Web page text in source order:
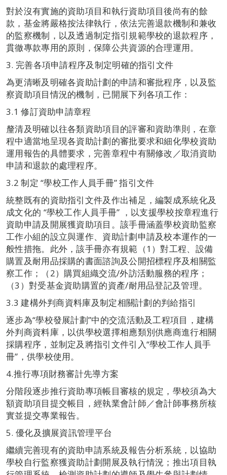
對於沒有實施的資助項目和執行資助項目後尚有的餘
款，基金將嚴格按法律執行，依法完善退款機制和兼收
的監察機制，以及透過制定指引規範學校的退款程序，
貫徹專款專用的原則，保障公共資源的合理運用。
3. 完善各項申請程序及制定明確的指引文件
為更清晰及明確各資助計劃的申請和審批程序，以及監
察資助項目情況的機制，已開展下列各項工作：
3.1 修訂資助申請章程
釐清及明確以往各類資助項目的評審和資助準則，在章
程中適當地呈現各資助計劃的審批要求和細化學校資助
運用報告的具體要求，完善章程中有關修改／取消資助
申請和退款的處理程序。
3.2 制定 “學校工作人員手冊” 指引文件
統整既有的資助指引文件及作出補足，編製成系統化及
成文化的 “學校工作人員手冊” ，以支援學校按章程進行
資助申請及開展獲資助項目。該手冊涵蓋學校資助監察
工作小組的設立與運作、資助計劃申請及校本運作的一
般性措拖。此外，該手冊亦有規範（1）對工程、設備
購置及耐用品採購的書面諮詢及公開招標程序及相關監
察工作；（2）購買組織交流/外訪活動服務的程序；
（3）對受基金資助購置的資產/耐用品登記及管理。
3.3 建構外判商資料庫及制定相關計劃的判給指引
逐步為“學校發展計劃”中的交流活動及工程項目，建構
外判商資料庫，以供學校選擇相應類別供應商進行相關
採購程序，並制定及將指引文件引入“學校工作人員手
冊”，供學校使用。
4.推行專項財務審計先導方案
分階段逐步推行資助專項帳目審核的規定，學校須為大
額資助項目提交帳目，經執業會計師／會計師事務所核
實並提交專業報告。
5. 優化及擴展資訊管理平台
繼續完善現有的資助申請系統及報告分析系統，以協助
學校自行監察獲資助計劃開展及執行情況；推出項目執